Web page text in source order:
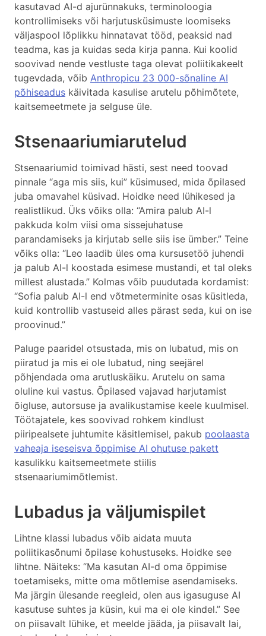
kasutavad AI-d ajurünnakuks, terminoloogia
kontrollimiseks või harjutusküsimuste loomiseks
väljaspool lõplikku hinnatavat tööd, peaksid nad
teadma, kas ja kuidas seda kirja panna. Kui koolid
soovivad nende vestluste taga olevat poliitikakeelt
tugevdada, võib Anthropicu 23 000-sõnaline AI
põhiseadus käivitada kasulise arutelu põhimõtete,
kaitsemeetmete ja selguse üle.
Stsenaariumiarutelud
Stsenaariumid toimivad hästi, sest need toovad
pinnale “aga mis siis, kui” küsimused, mida õpilased
juba omavahel küsivad. Hoidke need lühikesed ja
realistlikud. Üks võiks olla: “Amira palub AI-l
pakkuda kolm viisi oma sissejuhatuse
parandamiseks ja kirjutab selle siis ise ümber.” Teine
võiks olla: “Leo laadib üles oma kursusetöö juhendi
ja palub AI-l koostada esimese mustandi, et tal oleks
millest alustada.” Kolmas võib puudutada kordamist:
“Sofia palub AI-l end võtmeterminite osas küsitleda,
kuid kontrollib vastuseid alles pärast seda, kui on ise
proovinud.”
Paluge paaridel otsustada, mis on lubatud, mis on
piiratud ja mis ei ole lubatud, ning seejärel
põhjendada oma arutluskäiku. Arutelu on sama
oluline kui vastus. Õpilased vajavad harjutamist
õigluse, autorsuse ja avalikustamise keele kuulmisel.
Töötajatele, kes soovivad rohkem kindlust
piiripealsete juhtumite käsitlemisel, pakub poolaasta
vaheaja iseseisva õppimise AI ohutuse pakett
kasulikku kaitsemeetmete stiilis
stsenaariumimõtlemist.
Lubadus ja väljumispilet
Lihtne klassi lubadus võib aidata muuta
poliitikasõnumi õpilase kohustuseks. Hoidke see
lihtne. Näiteks: “Ma kasutan AI-d oma õppimise
toetamiseks, mitte oma mõtlemise asendamiseks.
Ma järgin ülesande reegleid, olen aus igasuguse AI
kasutuse suhtes ja küsin, kui ma ei ole kindel.” See
on piisavalt lühike, et meelde jääda, ja piisavalt lai,